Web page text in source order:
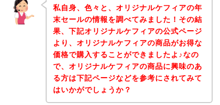
私自身、色々と、オリジナルケフィアの年
末セールの情報を調べてみました！その結
果、下記オリジナルケフィアの公式ページ
より、オリジナルケフィアの商品がお得な
価格で購入することができましたよ♪なの
で、オリジナルケフィアの商品に興味のあ
る方は下記ページなどを参考にされてみて
はいかがでしょうか？